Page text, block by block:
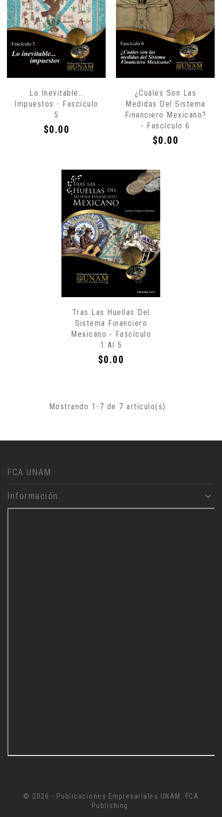
Lo Inevitable…
Impuestos - Fascículo
5
Precio
$0.00
¿Cuáles Son Las
Medidas Del Sistema
Financiero Mexicano?
- Fascículo 6
Precio
$0.00
Tras Las Huellas Del
Sistema Financiero
Mexicano - Fascículo
1 Al 5
Precio
$0.00
Mostrando 1-7 de 7 artículo(s)
FCA UNAM
Información 
© 2026 - Publicaciones Empresariales UNAM. FCA
Publishing.